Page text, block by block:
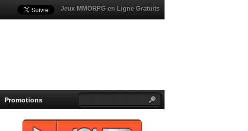
Jeux MMORPG en Ligne Gratuits
Promotions